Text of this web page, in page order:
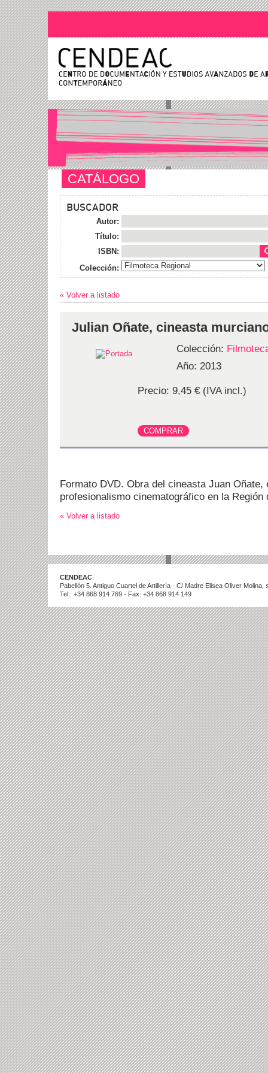
CATÁLOGO
BUSCADOR
Autor:
Título:
ISBN:
Colección:
« Volver a listado
Julian Oñate, cineasta
Colección:
Año: 2013
Precio: 9,45 € (IVA incl.)
Formato DVD. Obra del cineasta Juan Oñate,
profesionalismo cinematográfico en la Región
« Volver a listado
CENDEAC
Pabellón 5. Antiguo Cuartel de Artillería · C/ Madre Elisea Oliver
Tel.: +34 868 914 769 - Fax: +34 868 914 149